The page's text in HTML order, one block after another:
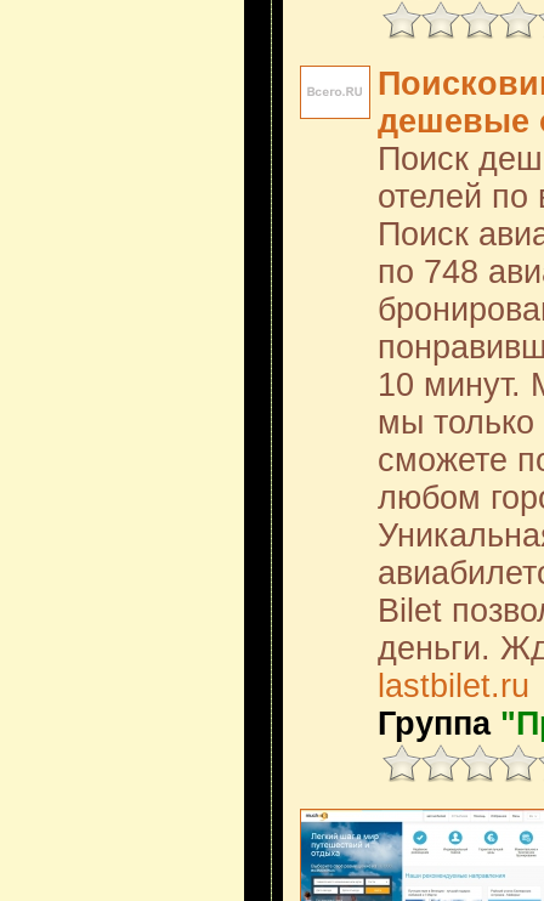
дешевые
Поиск
отелей
Поиск
по 748
10 минут.
мы
сможете
любом
Bilet
деньги.
lastbilet.ru
Группа